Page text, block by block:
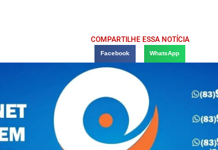
COMPARTILHE ESSA NOTÍCIA
Facebook WhatsApp